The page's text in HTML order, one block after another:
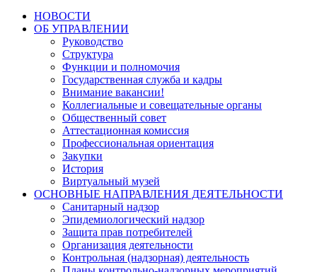
НОВОСТИ
ОБ УПРАВЛЕНИИ
Руководство
Структура
Функции и полномочия
Государственная служба и кадры
Внимание вакансии!
Коллегиальные и совещательные органы
Общественный совет
Аттестационная комиссия
Профессиональная ориентация
Закупки
История
Виртуальный музей
ОСНОВНЫЕ НАПРАВЛЕНИЯ ДЕЯТЕЛЬНОСТИ
Санитарный надзор
Эпидемиологический надзор
Защита прав потребителей
Организация деятельности
Контрольная (надзорная) деятельность